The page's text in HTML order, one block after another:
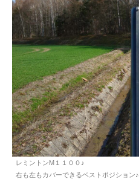
レミントンM１１００♪
右も左もカバーできるベストポジション♪